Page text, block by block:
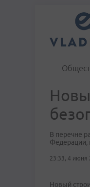
В перечне
Федерации,
23:33, 4 июня
Новый